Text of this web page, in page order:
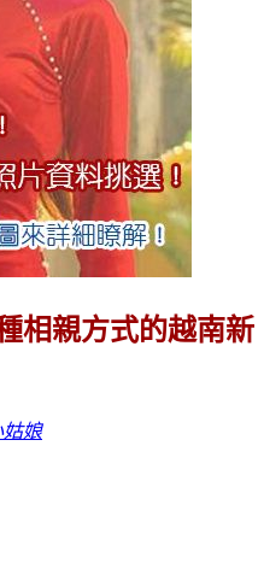
相親方式的越南新
姑娘